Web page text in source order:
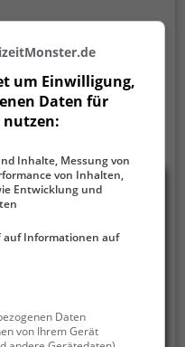
selbstständige Markt
für alle aus der
vertriebenen
gründeten diese
heimatkundliche
Jahn-Schule
um Einwilligung,
Daten für
nutzen:
Inhalte, Messung von
von Inhalten,
Entwicklung und
auf Informationen auf
Daten
von Ihrem Gerät